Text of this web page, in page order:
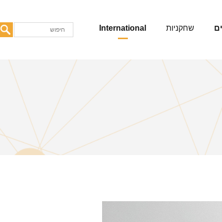
שחקניות International